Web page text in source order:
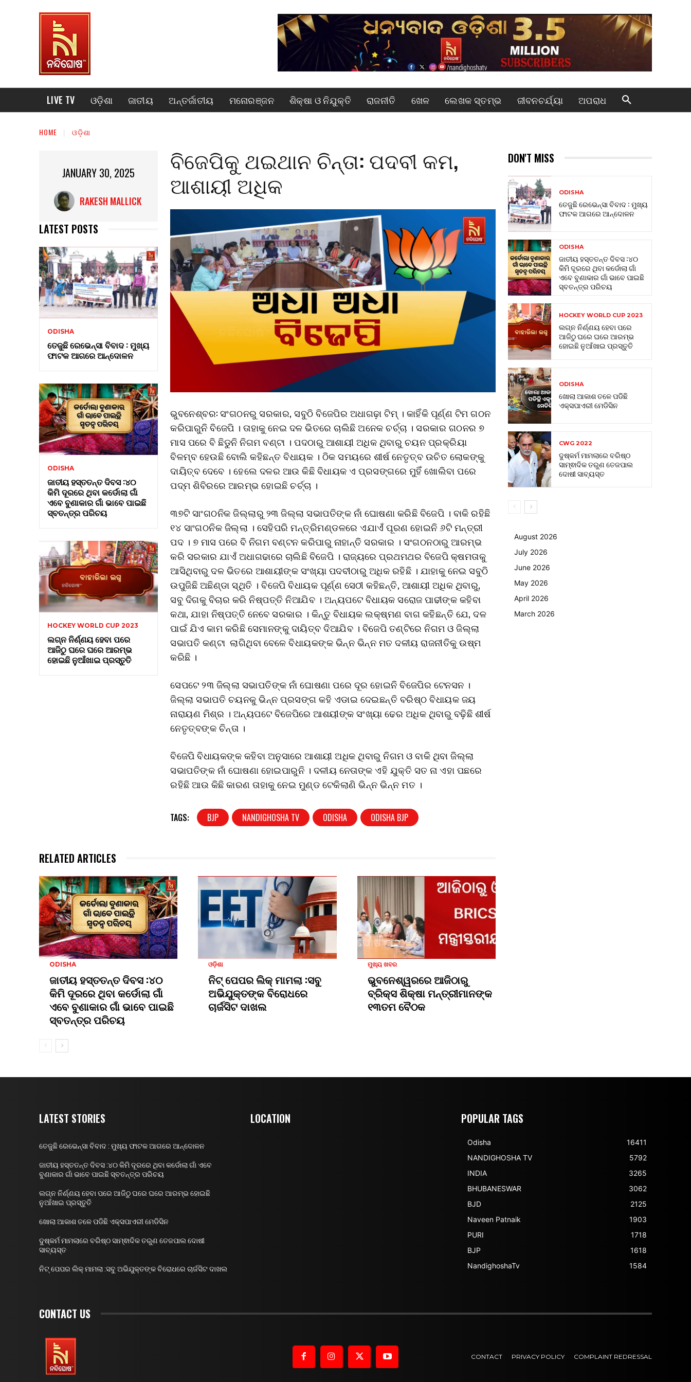
LIVE TV ଓଡ଼ିଶା ଜାତୀୟ ଅନ୍ତର୍ଜାତୀୟ ମନୋରଞ୍ଜନ ଶିକ୍ଷା ଓ ନିଯୁକ୍ତି ରାଜନୀତି ଖେଳ ଲେଖକ ସ୍ତମ୍ଭ ଜୀବନଚର୍ଯ୍ୟା ଅପରାଧ
HOME ଓଡ଼ିଶା
JANUARY 30, 2025
RAKESH MALLICK
LATEST POSTS
ODISHA
ତେଜୁଛି ରେଭେନ୍ସା ବିବାଦ : ମୁଖ୍ୟ
ଫାଟକ ଆଗରେ ଆନ୍ଦୋଳନ
ODISHA
ଜାତୀୟ ହସ୍ତତନ୍ତ ଦିବସ :୪୦
କିମି ଦୂରରେ ଥିବା କର୍ଡୋଲା ଗାଁ
ଏବେ ବୁଣାକାର ଗାଁ ଭାବେ ପାଇଛି
ସ୍ବତନ୍ତ୍ର ପରିଚୟ
HOCKEY WORLD CUP 2023
ଲଗ୍ନ ନିର୍ଣ୍ଣୟ ହେବା ପରେ
ଆଜିଠୁ ଘରେ ଘରେ ଆରମ୍ଭ
ହୋଇଛି ନୁଆଁଖାଇ ପ୍ରସ୍ତୁତି
ବିଜେପିକୁ ଥଇଥାନ ଚିନ୍ତା: ପଦବୀ କମ,
ଆଶାୟୀ ଅଧିକ
ଭୁବନେଶ୍ବର: ସଂଗଠନରୁ ସରକାର, ସବୁଠି ବିଜେପିର ଅଧାଗଢ଼ା ଟିମ୍ । କାହିଁକି ପୂର୍ଣ୍ଣ ଟିମ ଗଠନ
କରିପାରୁନି ବିଜେପି । ତାହାକୁ ନେଇ ଦଳ ଭିତରେ ଚାଲିଛି ଅନେକ ଚର୍ଚ୍ଚା । ସରକାର ଗଠନର ୭
ମାସ ପରେ ବି ଛିଡୁନି ନିଗମ ବଣ୍ଟା । ପଦଠାରୁ ଆଶାୟୀ ଅଧିକ ଥିବାରୁ ଚୟନ ପ୍ରକ୍ରିୟା
ବିଳମ୍ବ ହେଉଛି ବୋଲି କହିଛନ୍ତ ବିଧାୟକ । ଠିକ ସମୟରେ ଶୀର୍ଷ ନେତୃତ୍ବ ଉଚିତ ଲୋକଙ୍କୁ
ଦାୟିତ୍ବ ଦେବେ । ହେଲେ ଦଳର ଆଉ କିଛି ବିଧାୟକ ଏ ପ୍ରସଙ୍ଗରେ ମୁହିଁ ଖୋଲିବା ପରେ
ପଦ୍ମ ଶିବିରରେ ଆରମ୍ଭ ହୋଇଛି ଚର୍ଚ୍ଚା ।
୩୭ଟି ସାଂଗଠନିକ ଜିଲ୍ଲାରୁ ୨୩ ଜିଲ୍ଲା ସଭାପତିଙ୍କ ନାଁ ଘୋଷଣା କରିଛି ବିଜେପି । ବାକି ରହିଛି
୧୪ ସାଂଗଠନିକ ଜିଲ୍ଲା । ସେହିପରି ମନ୍ତ୍ରିମଣ୍ଡଳରେ ଏଯାଏଁ ପୂରଣ ହୋଇନି ୬ଟି ମନ୍ତ୍ରୀ
ପଦ । ୭ ମାସ ପରେ ବି ନିଗମ ବଣ୍ଟନ କରିପାରୁ ନାହାନ୍ତି ସରକାର । ସଂଗଠନଠାରୁ ଆରମ୍ଭ
କରି ସରକାର ଯାଏଁ ଅଧାଗଢାରେ ଚାଲିଛି ବିଜେପି । ରାଜ୍ୟରେ ପ୍ରଥମଥର ବିଜେପି କ୍ଷମତାକୁ
ଆସିଥିବାରୁ ଦଳ ଭିତରେ ଆଶାୟୀଙ୍କ ସଂଖ୍ୟା ପଦବୀଠାରୁ ଅଧିକ ରହିଛି । ଯାହାକୁ ନେଇ ସବୁଠି
ଉପୁଜିଛି ଅଛିଣ୍ଡା ସ୍ଥିତି । ବିଜେପି ବିଧାୟକ ପୂର୍ଣ୍ଣ ସେଠୀ କହିଛନ୍ତି, ଆଶାୟୀ ଅଧିକ ଥିବାରୁ,
ସବୁ ଦିଗକୁ ବିଚାର କରି ନିଷ୍ପତ୍ତି ନିଆଯିବ । ଅନ୍ୟପଟେ ବିଧାୟକ ସରୋଜ ପାଢୀଙ୍କ କହିବା
କଥା, ଯାହା ନିଷ୍ପତ୍ତି ନେବେ ସରକାର । କିନ୍ତୁ ବିଧାୟକ ଲକ୍ଷ୍ମଣ ବାଗ କହିଛନ୍ତି ଯେ, ଦଳ
ପାଇଁ ଯିଏ କାମ କରିଛି ସେମାନଙ୍କୁ ଦାୟିତ୍ବ ଦିଆଯିବ । ବିଜେପି ତଣ୍ଟିରେ ନିଗମ ଓ ଜିଲ୍ଲା
ସଭାପତି କଣ୍ଟା ଲାଗିଥିବା ବେଳେ ବିଧାୟକଙ୍କ ଭିନ୍ନ ଭିନ୍ନ ମତ ଦଳୀୟ ରାଜନୀତିକୁ ଉଷ୍ମ
କରିଛି ।
ସେପଟେ ୨୩ ଜିଲ୍ଲା ସଭାପତିଙ୍କ ନାଁ ଘୋଷଣା ପରେ ଦୂର ହୋଇନି ବିଜେପିର ଟେନସନ ।
ଜିଲ୍ଲା ସଭାପତି ଚୟନକୁ ଭିନ୍ନ ପ୍ରସଙ୍ଗ କହି ଏଡାଇ ଦେଇଛନ୍ତି ବରିଷ୍ଠ ବିଧାୟକ ଜୟ
ନାରାୟଣ ମିଶ୍ର । ଅନ୍ୟପଟେ ବିଜେପିରେ ଆଶୟୀଙ୍କ ସଂଖ୍ୟା ଢେର ଅଧିକ ଥିବାରୁ ବଢ଼ିଛି ଶୀର୍ଷ
ନେତୃତ୍ବଙ୍କ ଚିନ୍ତା ।
ବିଜେପି ବିଧାୟକଙ୍କ କହିବା ଅନୁସାରେ ଆଶାୟୀ ଅଧିକ ଥିବାରୁ ନିଗମ ଓ ବାକି ଥିବା ଜିଲ୍ଲା
ସଭାପତିଙ୍କ ନାଁ ଘୋଷଣା ହୋଇପାରୁନି । ଦଳୀୟ ନେତାଙ୍କ ଏହି ଯୁକ୍ତି ସତ ନା ଏହା ପଛରେ
ରହିଛି ଆଉ କିଛି କାରଣ ତାହାକୁ ନେଇ ମୁଣ୍ଡ ଟେକିଲାଣି ଭିନ୍ନ ଭିନ୍ନ ମତ ।
TAGS: BJP NANDIGHOSHA TV ODISHA ODISHA BJP
RELATED ARTICLES
ODISHA
ଜାତୀୟ ହସ୍ତତନ୍ତ ଦିବସ :୪୦
କିମି ଦୂରରେ ଥିବା କର୍ଡୋଲା ଗାଁ
ଏବେ ବୁଣାକାର ଗାଁ ଭାବେ ପାଇଛି
ସ୍ବତନ୍ତ୍ର ପରିଚୟ
ଓଡ଼ିଶା
ନିଟ୍ ପେପର ଲିକ୍ ମାମଲା :ସବୁ
ଅଭିଯୁକ୍ତଙ୍କ ବିରୋଧରେ
ଚାର୍ଜସିଟ ଦାଖଲ
ମୁଖ୍ୟ ଖବର
ଭୁବନେଶ୍ୱରରେ ଆଜିଠାରୁ
ବ୍ରିକ୍ସ ଶିକ୍ଷା ମନ୍ତ୍ରୀମାନଙ୍କ
୧୩ତମ ବୈଠକ
DON'T MISS
ODISHA
ତେଜୁଛି ରେଭେନ୍ସା ବିବାଦ : ମୁଖ୍ୟ
ଫାଟକ ଆଗରେ ଆନ୍ଦୋଳନ
ODISHA
ଜାତୀୟ ହସ୍ତତନ୍ତ ଦିବସ :୪୦
କିମି ଦୂରରେ ଥିବା କର୍ଡୋଲା ଗାଁ
ଏବେ ବୁଣାକାର ଗାଁ ଭାବେ ପାଇଛି
ସ୍ବତନ୍ତ୍ର ପରିଚୟ
HOCKEY WORLD CUP 2023
ଲଗ୍ନ ନିର୍ଣ୍ଣୟ ହେବା ପରେ
ଆଜିଠୁ ଘରେ ଘରେ ଆରମ୍ଭ
ହୋଇଛି ନୁଆଁଖାଇ ପ୍ରସ୍ତୁତି
ODISHA
ଖୋଲା ଆକାଶ ତଳେ ପଡିଛି
ଏକ୍ସପାଏରୀ ମେଡିସିନ
CWG 2022
ଦୁଷ୍କର୍ମ ମାମଲାରେ ବରିଷ୍ଠ
ସାମ୍ଵାଦିକ ତରୁଣ ତେଜପାଲ
ଦୋଷୀ ସାବ୍ୟସ୍ତ
August 2026
July 2026
June 2026
May 2026
April 2026
March 2026
LATEST STORIES
ତେଜୁଛି ରେଭେନ୍ସା ବିବାଦ : ମୁଖ୍ୟ ଫାଟକ ଆଗରେ ଆନ୍ଦୋଳନ
ଜାତୀୟ ହସ୍ତତନ୍ତ ଦିବସ :୪୦ କିମି ଦୂରରେ ଥିବା କର୍ଡୋଲା ଗାଁ ଏବେ
ବୁଣାକାର ଗାଁ ଭାବେ ପାଇଛି ସ୍ବତନ୍ତ୍ର ପରିଚୟ
ଲଗ୍ନ ନିର୍ଣ୍ଣୟ ହେବା ପରେ ଆଜିଠୁ ଘରେ ଘରେ ଆରମ୍ଭ ହୋଇଛି
ନୁଆଁଖାଇ ପ୍ରସ୍ତୁତି
ଖୋଲା ଆକାଶ ତଳେ ପଡିଛି ଏକ୍ସପାଏରୀ ମେଡିସିନ
ଦୁଷ୍କର୍ମ ମାମଲାରେ ବରିଷ୍ଠ ସାମ୍ଵାଦିକ ତରୁଣ ତେଜପାଲ ଦୋଷୀ
ସାବ୍ୟସ୍ତ
ନିଟ୍ ପେପର ଲିକ୍ ମାମଲା :ସବୁ ଅଭିଯୁକ୍ତଙ୍କ ବିରୋଧରେ ଚାର୍ଜସିଟ ଦାଖଲ
LOCATION POPULAR TAGS
Odisha
16411
NANDIGHOSHA TV
5792
INDIA
3265
BHUBANESWAR
3062
BJD
2125
Naveen Patnaik
1903
PURI
1718
BJP
1618
NandighoshaTv
1584
CONTACT US
CONTACT PRIVACY POLICY COMPLAINT REDRESSAL